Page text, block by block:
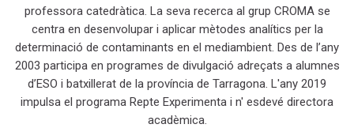
professora catedràtica. La seva recerca al grup CROMA se
centra en desenvolupar i aplicar mètodes analítics per la
determinació de contaminants en el mediambient. Des de l’any
2003 participa en programes de divulgació adreçats a alumnes
d’ESO i batxillerat de la província de Tarragona. L'any 2019
impulsa el programa Repte Experimenta i n' esdevé directora
acadèmica.